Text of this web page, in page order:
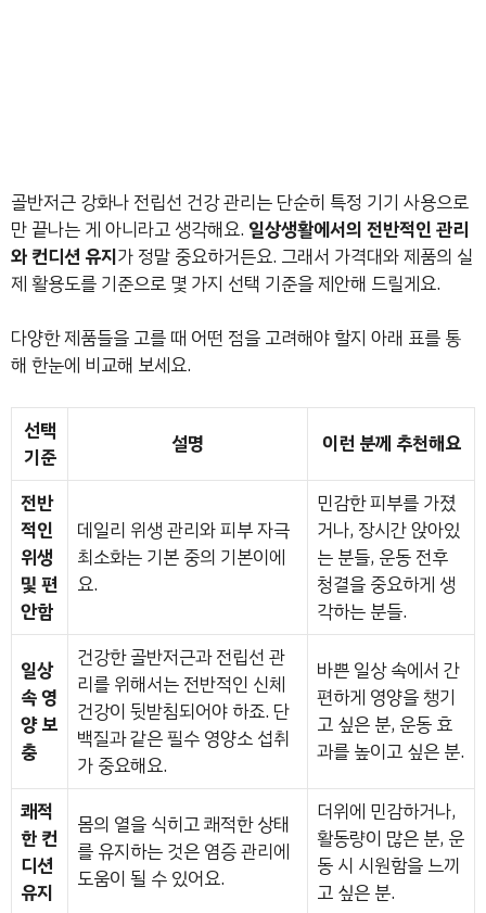
골반저근 강화나 전립선 건강 관리는 단순히 특정 기기 사용으로
만 끝나는 게 아니라고 생각해요. 일상생활에서의 전반적인 관리
와 컨디션 유지가 정말 중요하거든요. 그래서 가격대와 제품의 실
제 활용도를 기준으로 몇 가지 선택 기준을 제안해 드릴게요.
다양한 제품들을 고를 때 어떤 점을 고려해야 할지 아래 표를 통
해 한눈에 비교해 보세요.
선택
기준
설명 이런 분께 추천해요
전반
적인
위생
및 편
안함
데일리 위생 관리와 피부 자극
최소화는 기본 중의 기본이에
요.
민감한 피부를 가졌
거나, 장시간 앉아있
는 분들, 운동 전후
청결을 중요하게 생
각하는 분들.
일상
속 영
양 보
충
건강한 골반저근과 전립선 관
리를 위해서는 전반적인 신체
건강이 뒷받침되어야 하죠. 단
백질과 같은 필수 영양소 섭취
가 중요해요.
바쁜 일상 속에서 간
편하게 영양을 챙기
고 싶은 분, 운동 효
과를 높이고 싶은 분.
쾌적
한 컨
디션
유지
몸의 열을 식히고 쾌적한 상태
를 유지하는 것은 염증 관리에
도움이 될 수 있어요.
더위에 민감하거나,
활동량이 많은 분, 운
동 시 시원함을 느끼
고 싶은 분.